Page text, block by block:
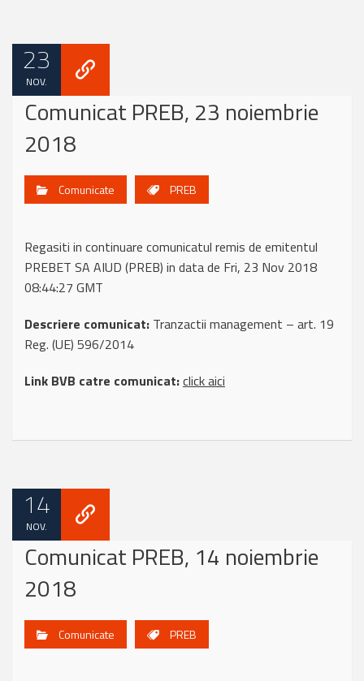
23
NOV.
Comunicat PREB, 23 noiembrie
2018
Comunicate PREB
Regasiti in continuare comunicatul remis de emitentul
PREBET SA AIUD (PREB) in data de Fri, 23 Nov 2018
08:44:27 GMT
Descriere comunicat: Tranzactii management – art. 19
Reg. (UE) 596/2014
Link BVB catre comunicat:click aici
14
NOV.
Comunicat PREB, 14 noiembrie
2018
Comunicate PREB